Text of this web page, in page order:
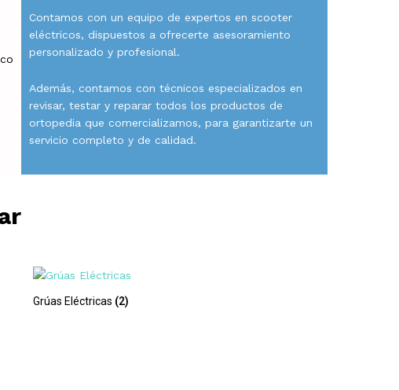
Contamos con un equipo de expertos en scooter
eléctricos, dispuestos a ofrecerte asesoramiento
personalizado y profesional.
Además, contamos con técnicos especializados en
revisar, testar y reparar todos los productos de
ortopedia que comercializamos, para garantizarte un
servicio completo y de calidad.
Grúas Eléctricas (2)